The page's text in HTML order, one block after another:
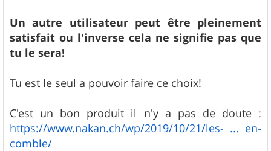
Un autre utilisateur peut être pleinement
satisfait ou l'inverse cela ne signifie pas que
tu le sera!
Tu est le seul a pouvoir faire ce choix!
C'est un bon produit il n'y a pas de doute :
https://www.nakan.ch/wp/2019/10/21/les- ... en-
comble/